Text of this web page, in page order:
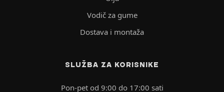
Vodič za gume
Dostava i montaža
SLUŽBA ZA KORISNIKE
Pon-pet od 9:00 do 17:00 sati